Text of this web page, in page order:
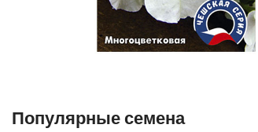
Популярные семена